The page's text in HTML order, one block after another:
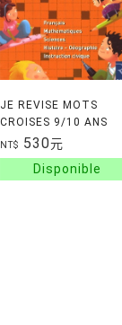
JE REVISE MOTS
CROISES 9/10 ANS
NT$ 530元